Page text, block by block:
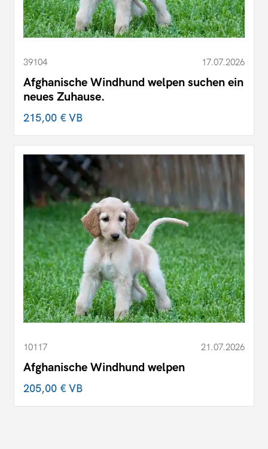
39104 17.07.2026
Afghanische Windhund welpen suchen ein
neues Zuhause.
215,00 €VB
10117 21.07.2026
Afghanische Windhund welpen
205,00 €VB